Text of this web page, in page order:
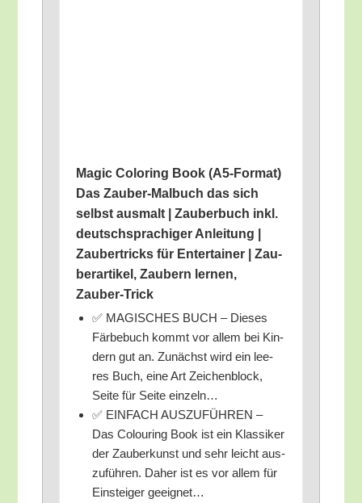
Magic Colo­ring Book (A5-For­mat)
Das Zau­ber-Mal­buch das sich
selbst aus­malt | Zau­ber­buch inkl.
deutsch­spra­chi­ger Anlei­tung |
Zau­ber­tricks für Enter­tai­ner | Zau­
ber­ar­ti­kel, Zau­bern ler­nen,
Zauber-Trick
✅ MAGISCHES BUCH – Die­ses
Fär­be­buch kommt vor allem bei Kin­
dern gut an. Zunächst wird ein lee­
res Buch, eine Art Zei­chen­block,
Sei­te für Sei­te einzeln…
✅ EINFACH AUSZUFÜHREN –
Das Colou­ring Book ist ein Klas­si­ker
der Zau­ber­kunst und sehr leicht aus­
zu­füh­ren. Daher ist es vor allem für
Ein­stei­ger geeignet…